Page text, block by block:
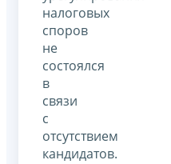
налоговых
споров
не
состоялся
в
связи
с
отсутствием
кандидатов.